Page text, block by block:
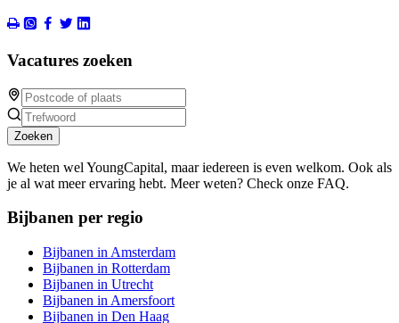
Vacatures zoeken
Zoeken
We heten wel YoungCapital, maar iedereen is even welkom. Ook als
je al wat meer ervaring hebt. Meer weten? Check onze FAQ.
Bijbanen per regio
Bijbanen in Amsterdam
Bijbanen in Rotterdam
Bijbanen in Utrecht
Bijbanen in Amersfoort
Bijbanen in Den Haag